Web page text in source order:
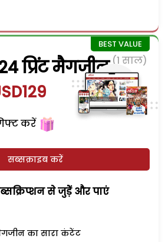
प्रिंट मैगजीन (1 साल)
करें
सब्सक्राइब करें
से जुड़ेें और पाएं
का सारा कंटेंट